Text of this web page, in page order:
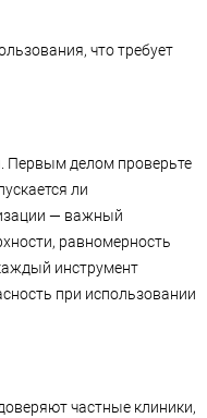
что требует
Первым делом проверьте
ли
— важный
равномерность
инструмент
при использовании
частные клиники,